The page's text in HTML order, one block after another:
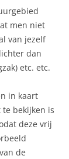
men niet
van jezelf
dan
etc. etc.
in kaart
bekijken is
deze vrij
de